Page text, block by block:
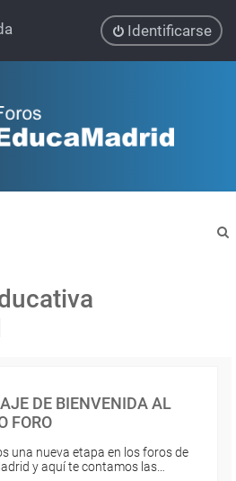
Identificarse
DE BIENVENIDA AL
FORO
una nueva etapa en los foros de
y aquí te contamos las…